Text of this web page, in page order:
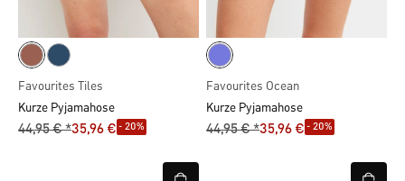
Favourites Tiles
Kurze Pyjamahose
44,95 € *35,96 € - 20%
Favourites Ocean
Kurze Pyjamahose
44,95 € *35,96 € - 20%